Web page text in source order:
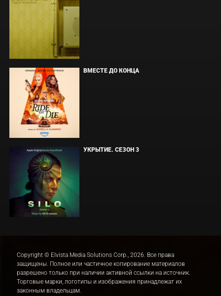
ВМЕСТЕ ДО КОНЦА
УКРЫТИЕ. СЕЗОН 3
Copyright © Elvista Media Solutions Corp., 2026. Все права
защищены. Полное или частичное копирование материалов
разрешено только при наличии активной ссылки на источник.
Торговые марки, логотипы и изображения принадлежат их
законным владельцам.